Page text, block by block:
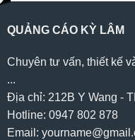
QUẢNG CÁO KỲ LÂM
Chuyên tư vấn, thiết kế
...
Địa chỉ: 212B Y Wang -
Hotline: 0947 802 878
Email: